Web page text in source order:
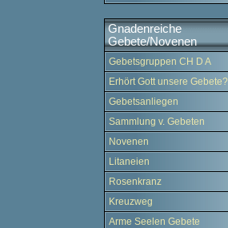
Gnadenreiche
Gebete/Novenen
Gebetsgruppen CH D A
Erhört Gott unsere Gebete?
Gebetsanliegen
Sammlung v. Gebeten
Novenen
Litaneien
Rosenkranz
Kreuzweg
Arme Seelen Gebete